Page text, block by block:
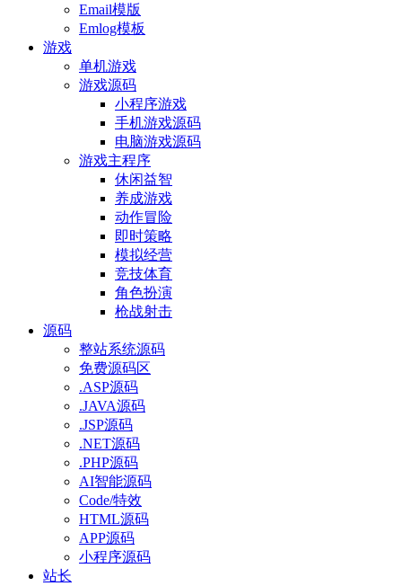
Email模版
Emlog模板
游戏
单机游戏
游戏源码
小程序游戏
手机游戏源码
电脑游戏源码
游戏主程序
休闲益智
养成游戏
动作冒险
即时策略
模拟经营
竞技体育
角色扮演
枪战射击
源码
整站系统源码
免费源码区
.ASP源码
.JAVA源码
.JSP源码
.NET源码
.PHP源码
AI智能源码
Code/特效
HTML源码
APP源码
小程序源码
站长